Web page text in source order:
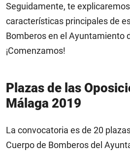
Seguidamente, te
características principales de
Bomberos en el Ayuntamiento
¡Comenzamos!
Plazas de las
Málaga 2019
La convocatoria es de 20
Cuerpo de Bomberos del